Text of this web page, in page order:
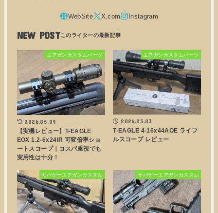
NEW POST
エアガンカスタムパーツ
2026.05.09
【実機レビュー】T-EAGLE
EOX 1.2-6x24IR 可変倍率ショ
ートスコープ｜コスパ重視でも
実用性は十分！
エアガンカスタムパーツ
2026.05.03
T-EAGLE 4-16x44AOE ライフ
ルスコープ レビュー
サバゲーエアガンカスタム サバゲーエアガンカスタム